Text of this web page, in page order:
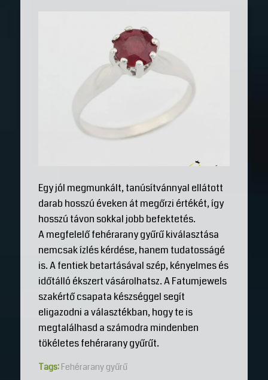
Egy jól megmunkált, tanúsítvánnyal ellátott
darab hosszú éveken át megőrzi értékét, így
hosszú távon sokkal jobb befektetés.
A megfelelő fehérarany gyűrű kiválasztása
nemcsak ízlés kérdése, hanem tudatosságé
is. A fentiek betartásával szép, kényelmes és
időtálló ékszert vásárolhatsz. A Fatumjewels
szakértő csapata készséggel segít
eligazodni a választékban, hogy te is
megtalálhasd a számodra mindenben
tökéletes fehérarany gyűrűt.
Tags: Fehérarany gyűrű